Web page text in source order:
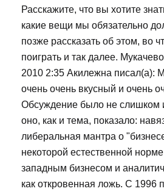
Расскажите, что вы хотите
какие вещи мы обязательно
позже рассказать об этом, во
поиграть и так далее.
2010 2:35 Акилежна писал(а):
очень очень вкусный и очень
Обсуждение было не слишком
оно, как и тема, показало:
либеральная мантра о
некоторой естественной
западным бизнесом и
как откровенная ложь. С 1996